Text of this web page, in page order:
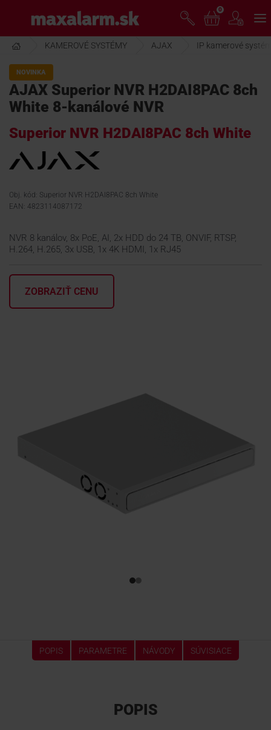
hlavnému
obsahu
www.maxalarm.sk
AKCIA MESIACA
PRODUKTY
PODPORA
KONTAKTY
0
KAMEROVÉ SYSTÉMY AJAX IP kamerové
NOVINKA
AJAX Superior NVR H2DAI8PAC 8ch
White 8-kanálové NVR
Superior NVR H2DAI8PAC 8ch White
Obj. kód: Superior NVR H2DAI8PAC 8ch White
EAN: 4823114087172
NVR 8 kanálov, 8x PoE, AI, 2x HDD do 24 TB, ONVIF, RTSP,
H.264, H.265, 3x USB, 1x 4K HDMI, 1x RJ45
ZOBRAZIŤ CENU
POPIS PARAMETRE NÁVODY SÚVISIACE
POPIS